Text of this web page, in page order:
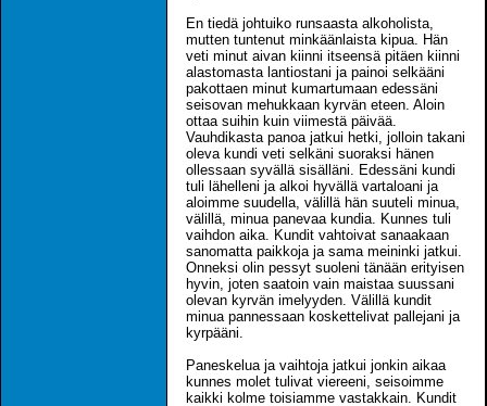
En tiedä johtuiko runsaasta alkoholista,
mutten tuntenut minkäänlaista kipua. Hän
veti minut aivan kiinni itseensä pitäen kiinni
alastomasta lantiostani ja painoi selkääni
pakottaen minut kumartumaan edessäni
seisovan mehukkaan kyrvän eteen. Aloin
ottaa suihin kuin viimestä päivää.
Vauhdikasta panoa jatkui hetki, jolloin takani
oleva kundi veti selkäni suoraksi hänen
ollessaan syvällä sisälläni. Edessäni kundi
tuli lähelleni ja alkoi hyvällä vartaloani ja
aloimme suudella, välillä hän suuteli minua,
välillä, minua panevaa kundia. Kunnes tuli
vaihdon aika. Kundit vahtoivat sanaakaan
sanomatta paikkoja ja sama meininki jatkui.
Onneksi olin pessyt suoleni tänään erityisen
hyvin, joten saatoin vain maistaa suussani
olevan kyrvän imelyyden. Välillä kundit
minua pannessaan koskettelivat pallejani ja
kyrpääni.
Paneskelua ja vaihtoja jatkui jonkin aikaa
kunnes molet tulivat viereeni, seisoimme
kaikki kolme toisiamme vastakkain. Kundit